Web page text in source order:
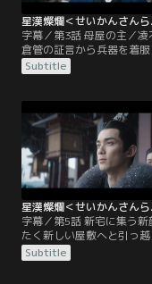
字幕／第3話 母屋の主／凌
倉管の証言から兵器を着
のは元鍛冶師の許尽忠とい
と突き止める。その董倉管
た董倉管は長年程老夫人や
少商にやってきたことを洗
ぶちまける。程少商は葛氏
おかげでろくに文字も読め
さまだった。
Subtitle
字幕／第5話 新宅に集う新
たく新しい屋敷へと引っ
た程家に、正月を迎えるた
人の三男夫婦と程始の次男
Subtitle